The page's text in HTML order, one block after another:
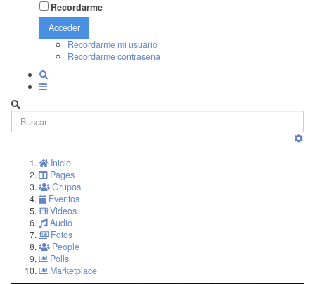
Recordarme
Acceder
Recordarme mi usuario
Recordarme contraseña
Inicio
Pages
Grupos
Eventos
Videos
Audio
Fotos
People
Polls
Marketplace